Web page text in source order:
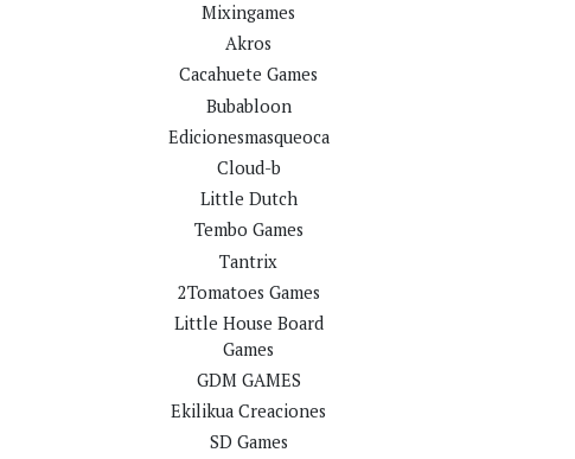
Mixingames
Akros
Cacahuete Games
Bubabloon
Edicionesmasqueoca
Cloud-b
Little Dutch
Tembo Games
Tantrix
2Tomatoes Games
Little House Board
Games
GDM GAMES
Ekilikua Creaciones
SD Games